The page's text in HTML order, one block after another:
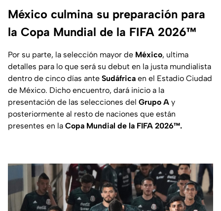
México culmina su preparación para
la Copa Mundial de la FIFA 2026™
Por su parte, la selección mayor de México, ultima
detalles para lo que será su debut en la justa mundialista
dentro de cinco días ante Sudáfrica en el Estadio Ciudad
de México. Dicho encuentro, dará inicio a la
presentación de las selecciones del Grupo A y
posteriormente al resto de naciones que están
presentes en la Copa Mundial de la FIFA 2026™.